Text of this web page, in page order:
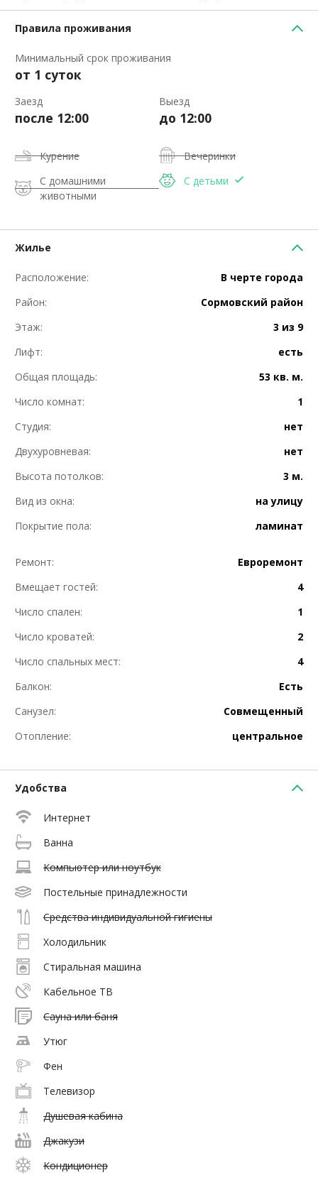
Правила проживания
Минимальный срок проживания
от 1 суток
Заезд
после 12:00
Выезд
до 12:00
Курение
Вечеринки
С домашними
животными
С детьми
Жилье
Расположение:
В черте города
Район:
Сормовский район
Этаж:
3 из 9
Лифт:
есть
Общая площадь:
53 кв. м.
Число комнат:
1
Студия:
нет
Двухуровневая:
нет
Высота потолков:
3 м.
Вид из окна:
на улицу
Покрытие пола:
ламинат
Ремонт:
Евроремонт
Вмещает гостей:
4
Число спален:
1
Число кроватей:
2
Число спальных мест:
4
Балкон:
Есть
Санузел:
Совмещенный
Отопление:
центральное
Удобства
Интернет
Ванна
Компьютер или ноутбук
Постельные принадлежности
Средства индивидуальной гигиены
Холодильник
Стиральная машина
Кабельное ТВ
Сауна или баня
Утюг
Фен
Телевизор
Душевая кабина
Джакузи
Кондиционер